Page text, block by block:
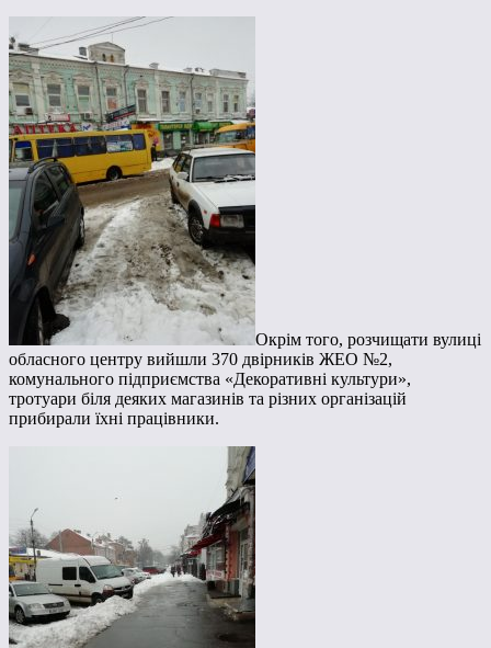
Окрім того, розчищати вулиці
обласного центру вийшли 370 двірників ЖЕО №2,
комунального підприємства «Декоративні культури»,
тротуари біля деяких магазинів та різних організацій
прибирали їхні працівники.